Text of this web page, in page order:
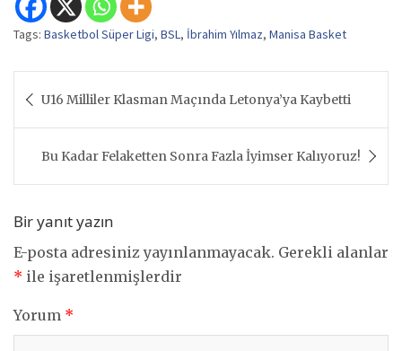
Tags: Basketbol Süper Ligi, BSL, İbrahim Yılmaz, Manisa Basket
gezinmesi
U16 Milliler Klasman Maçında Letonya’ya Kaybetti
Bu Kadar Felaketten Sonra Fazla İyimser Kalıyoruz!
Bir yanıt yazın
E-posta adresiniz yayınlanmayacak. Gerekli alanlar
* ile işaretlenmişlerdir
Yorum *